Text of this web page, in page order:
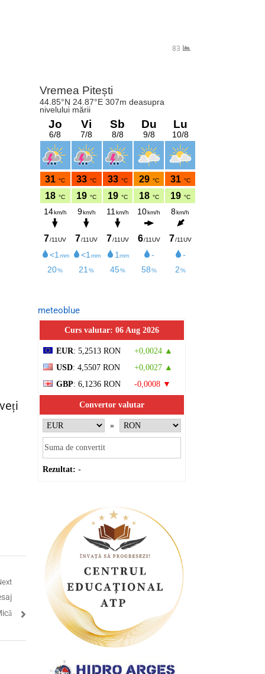
83
meteoblue
Curs valutar: 06 Aug 2026
EUR: 5,2513 RON
+0,0024 ▲
USD: 4,5507 RON
+0,0027 ▲
GBP: 6,1236 RON -0,0008 ▼
Convertor valutar
»
Rezultat: -